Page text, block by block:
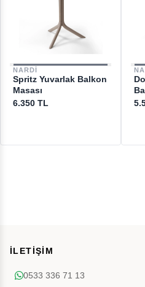
NARDI
Spritz Yuvarlak Balkon
Masası
6.350 TL
İLETİŞİM
0533 336 71 13